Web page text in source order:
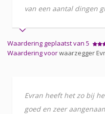
van een aantal dingen
Waardering geplaatst van 5
Waardering voorwaarzegger
Evran heeft het zo bij
goed en zeer